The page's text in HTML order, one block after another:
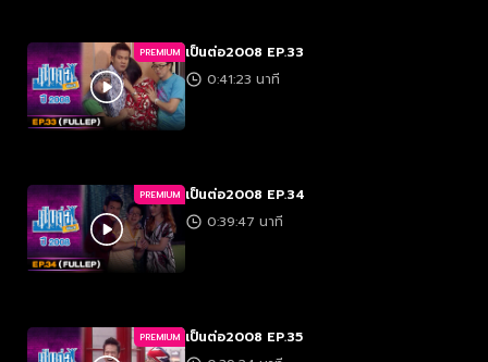
PREMIUM เป็นต่อ2008 EP.33
0:41:23 นาที
PREMIUM เป็นต่อ2008 EP.34
0:39:47 นาที
PREMIUM เป็นต่อ2008 EP.35